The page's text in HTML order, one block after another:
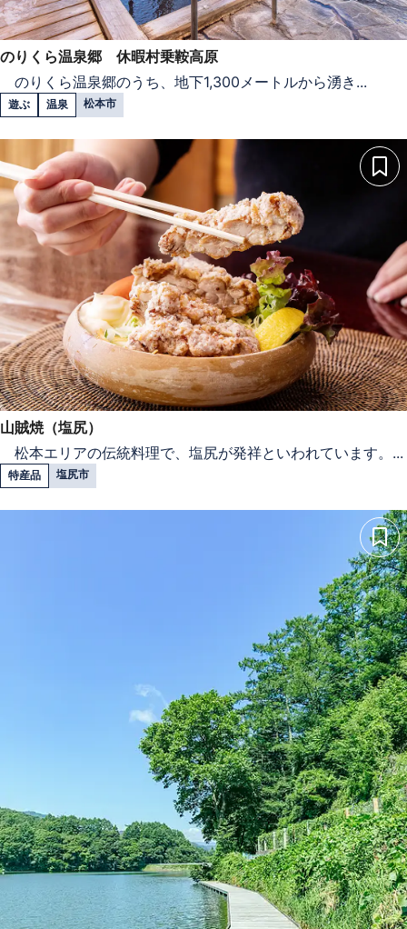
のりくら温泉郷 休暇村乗鞍高原
のりくら温泉郷のうち、地下1,300メートルから湧き...
遊ぶ 温泉 松本市
山賊焼（塩尻）
松本エリアの伝統料理で、塩尻が発祥といわれています。...
特産品 塩尻市